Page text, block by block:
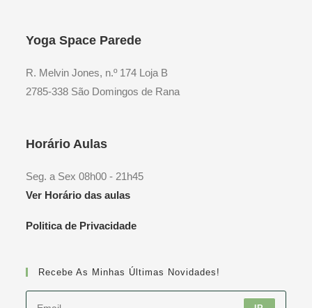
Yoga Space Parede
R. Melvin Jones, n.º 174 Loja B
2785-338 São Domingos de Rana
Horário Aulas
Seg. a Sex 08h00 - 21h45
Ver Horário das aulas
Politica de Privacidade
Recebe As Minhas Últimas Novidades!